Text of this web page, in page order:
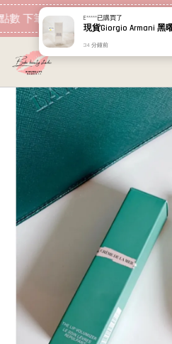
下筆消費即可折抵 現在去購物！
E*****已購買了
34 分鐘前